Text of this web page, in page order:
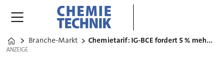
Home
Branche-Markt Chemietarif: IG-BCE fordert 5 % mehr Lohn
ANZEIGE
ANZEIGE